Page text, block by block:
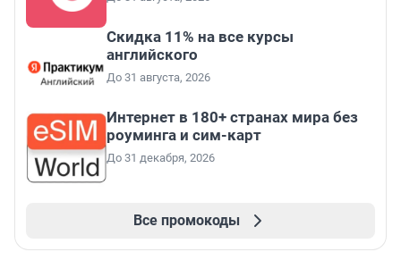
Скидка 11% на все курсы
английского
До 31 августа, 2026
Интернет в 180+ странах мира без
роуминга и сим-карт
До 31 декабря, 2026
Все промокоды